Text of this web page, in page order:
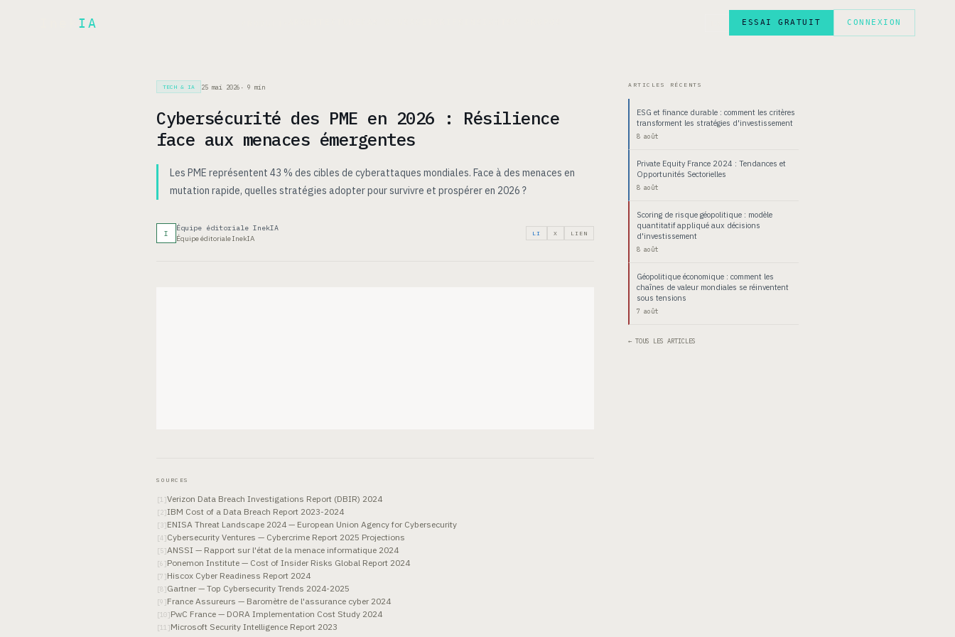
IA ESSAI GRATUIT CONNEXION
TECH & IA 25 mai 2026 · 9 min
Cybersécurité des PME en 2026 : Résilience
face aux menaces émergentes
Les PME représentent 43 % des cibles de cyberattaques mondiales. Face à des menaces en
mutation rapide, quelles stratégies adopter pour survivre et prospérer en 2026 ?
I
Équipe éditoriale InekIA
Équipe éditoriale InekIA
LI X LIEN
SOURCES
[1 ]Verizon Data Breach Investigations Report (DBIR) 2024
[2]IBM Cost of a Data Breach Report 2023-2024
[ 3]ENISA Threat Landscape 2024 — European Union Agency for Cybersecurity
[4 ]Cybersecurity Ventures — Cybercrime Report 2025 Projections
[5]ANSSI — Rapport sur l'état de la menace informatique 2024
[6 ]Ponemon Institute — Cost of Insider Risks Global Report 2024
[7 ]Hiscox Cyber Readiness Report 2024
[8]Gartner — Top Cybersecurity Trends 2024-2025
[9 ]France Assureurs — Baromètre de l'assurance cyber 2024
[10]PwC France — DORA Implementation Cost Study 2024
[11 ]Microsoft Security Intelligence Report 2023
ARTICLES RÉCENTS
ESG et finance durable : comment les critères
transforment les stratégies d'investissement
8 août
Private Equity France 2024 : Tendances et
Opportunités Sectorielles
8 août
Scoring de risque géopolitique : modèle
quantitatif appliqué aux décisions
d'investissement
8 août
Géopolitique économique : comment les
chaînes de valeur mondiales se réinventent
sous tensions
7 août
← TOUS LES ARTICLES